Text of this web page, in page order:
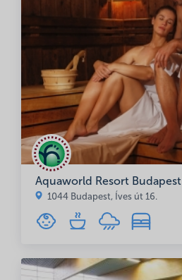
Aquaworld Resort Budapest
1044 Budapest, Íves út 16.